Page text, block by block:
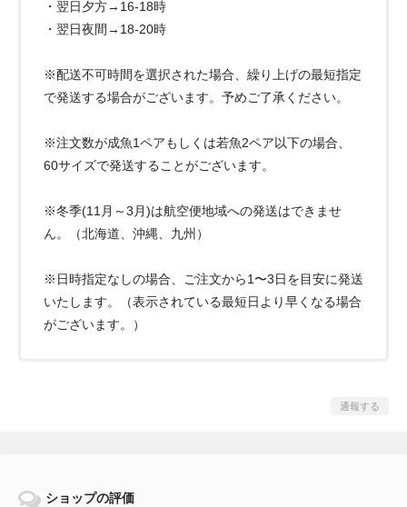
・翌日夕方→16-18時
・翌日夜間→18-20時
※配送不可時間を選択された場合、繰り上げの最短指定
で発送する場合がございます。予めご了承ください。
※注文数が成魚1ペアもしくは若魚2ペア以下の場合、
60サイズで発送することがございます。
※冬季(11月～3月)は航空便地域への発送はできませ
ん。（北海道、沖縄、九州）
※日時指定なしの場合、ご注文から1〜3日を目安に発送
いたします。（表示されている最短日より早くなる場合
がございます。）
通報する
ショップの評価